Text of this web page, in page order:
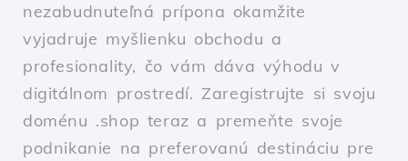
nezabudnuteľná prípona okamžite
vyjadruje myšlienku obchodu a
profesionality, čo vám dáva výhodu v
digitálnom prostredí. Zaregistrujte si svoju
doménu .shop teraz a premeňte svoje
podnikanie na preferovanú destináciu pre